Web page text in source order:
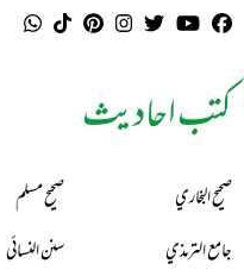
کتب احادیث
صحيح البخاري صحيح مسلم
جامع الترمذي
سنن النسائي